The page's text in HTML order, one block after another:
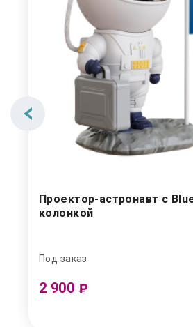
Проектор-астронавт с
колонкой
Под заказ
2 900 ₽